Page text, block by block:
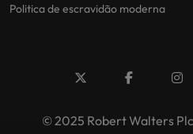
Politica de escravidão moderna
© 2025 Robert Walters